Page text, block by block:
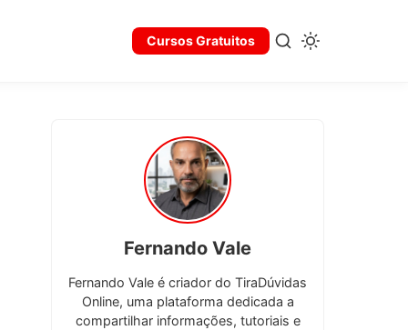
Cursos Gratuitos
Fernando Vale
Fernando Vale é criador do TiraDúvidas
Online, uma plataforma dedicada a
compartilhar informações, tutoriais e